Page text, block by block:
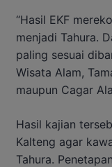
“Hasil EKF
menjadi Tahura.
paling sesuai
Wisata Alam,
maupun Cagar
Hasil kajian
Kalteng agar
Tahura.